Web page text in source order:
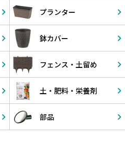
プランター
鉢カバー
フェンス・ 土留め
土・肥料・ 栄養剤
部品